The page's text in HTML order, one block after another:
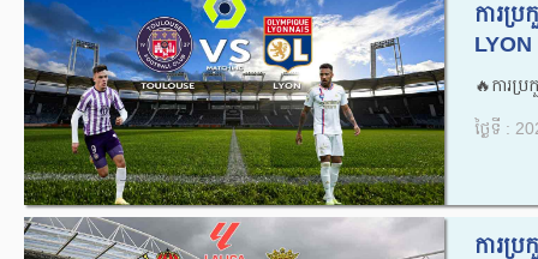
ការប្
LYON
🔥ការប្
ថ្ងៃទី :
ការប្